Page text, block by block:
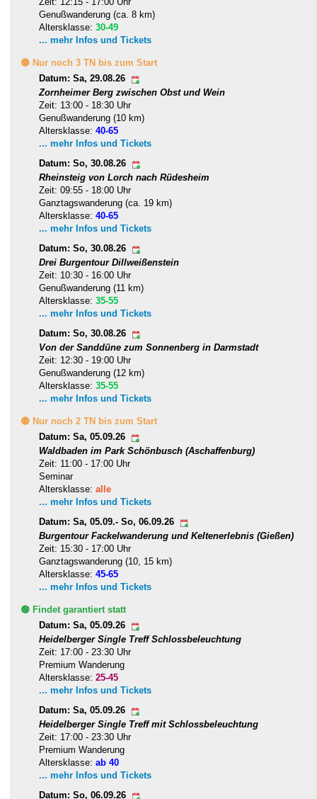
Genußwanderung (ca. 8 km)
Altersklasse: 30-49
... mehr Infos und Tickets
🟡 Nur noch 3 TN bis zum Start
Datum: Sa, 29.08.26
Zornheimer Berg zwischen Obst und Wein
Zeit: 13:00 - 18:30 Uhr
Genußwanderung (10 km)
Altersklasse: 40-65
... mehr Infos und Tickets
Datum: So, 30.08.26
Rheinsteig von Lorch nach Rüdesheim
Zeit: 09:55 - 18:00 Uhr
Ganztagswanderung (ca. 19 km)
Altersklasse: 40-65
... mehr Infos und Tickets
Datum: So, 30.08.26
Drei Burgentour Dillweißenstein
Zeit: 10:30 - 16:00 Uhr
Genußwanderung (11 km)
Altersklasse: 35-55
... mehr Infos und Tickets
Datum: So, 30.08.26
Von der Sanddüne zum Sonnenberg in Darmstadt
Zeit: 12:30 - 19:00 Uhr
Genußwanderung (12 km)
Altersklasse: 35-55
... mehr Infos und Tickets
🟡 Nur noch 2 TN bis zum Start
Datum: Sa, 05.09.26
Waldbaden im Park Schönbusch (Aschaffenburg)
Zeit: 11:00 - 17:00 Uhr
Seminar
Altersklasse: alle
... mehr Infos und Tickets
Datum: Sa, 05.09.- So, 06.09.26
Burgentour Fackelwanderung und Keltenerlebnis (Gießen)
Zeit: 15:30 - 17:00 Uhr
Ganztagswanderung (10, 15 km)
Altersklasse: 45-65
... mehr Infos und Tickets
🟢 Findet garantiert statt
Datum: Sa, 05.09.26
Heidelberger Single Treff Schlossbeleuchtung
Zeit: 17:00 - 23:30 Uhr
Premium Wanderung
Altersklasse: 25-45
... mehr Infos und Tickets
Datum: Sa, 05.09.26
Heidelberger Single Treff mit Schlossbeleuchtung
Zeit: 17:00 - 23:30 Uhr
Premium Wanderung
Altersklasse: ab 40
... mehr Infos und Tickets
Datum: So, 06.09.26